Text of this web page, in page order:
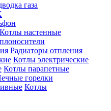
газа
Котлы настенные
Радиаторы отпления
Котлы электрические
Котлы парапетные
горелки
Котлы